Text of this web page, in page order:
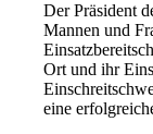
Der Präsident
Mannen und
Ort und ihr
eine